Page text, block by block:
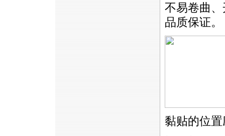
不易卷曲
品质保证。
黏贴的位